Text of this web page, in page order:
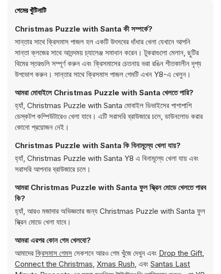
গেমের খুঁটিনাটি
Christmas Puzzle with Santa কী সম্পর্কে?
সান্তার সাথে ক্রিসমাস পাজল হল একটি উৎসবের ধাঁধার খেলা যেখানে আপনি
সান্তা ক্লজের সাথে আনন্দময় চ্যালেঞ্জ সমাধান করেন। টুকরাগুলো মেলান, ছুটির
থিমের স্তরগুলি সম্পূর্ণ করুন এবং ক্রিসমাসের চেতনায় ভরা রঙিন শীতকালীন দৃশ্য
উপভোগ করুন। সান্তার সাথে ক্রিসমাস পাজল গেমটি এখন Y8-এ খেলুন।
আমরা মোবাইলে Christmas Puzzle with Santa খেলতে পারি?
হ্যাঁ, Christmas Puzzle with Santa মোবাইল ডিভাইসের পাশাপাশি
ডেস্কটপ কম্পিউটারেও খেলা যাবে। এটি সরাসরি ব্রাউজারে চলে, ডাউনলোড করার
কোনো প্রয়োজন নেই।
Christmas Puzzle with Santa কি বিনামূল্যে খেলা যায়?
হ্যাঁ, Christmas Puzzle with Santa Y8 এ বিনামূল্যে খেলা যায় এবং
সরাসরি আপনার ব্রাউজারে চলে।
আমরা Christmas Puzzle with Santa ফুল স্ক্রিন মোডে খেলতে পারব
কি?
হ্যাঁ, আরও মজাদার অভিজ্ঞতার জন্য Christmas Puzzle with Santa ফুল
স্ক্রিন মোডে খেলা যাবে।
আমরা এরপর কোন গেম খেলবো?
আমাদের ক্রিসমাস গেমস সেকশনে আরও গেম খুঁজে দেখুন এবং Drop the Gift,
Connect the Christmas, Xmas Rush, এবং Santas Last